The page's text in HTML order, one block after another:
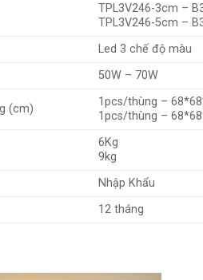
TPL3V246-3cm –
TPL3V246-5cm –
Led 3 chế độ màu
50W – 70W
(cm)
1pcs/thùng –
1pcs/thùng –
6Kg
9kg
Nhập Khẩu
12 tháng